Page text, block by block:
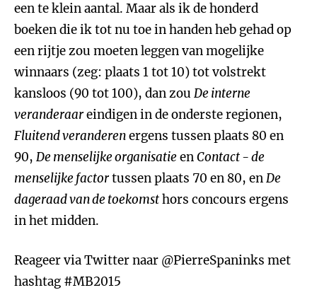
een te klein aantal. Maar als ik de honderd
boeken die ik tot nu toe in handen heb gehad op
een rijtje zou moeten leggen van mogelijke
winnaars (zeg: plaats 1 tot 10) tot volstrekt
kansloos (90 tot 100), dan zou De interne
veranderaareindigen in de onderste regionen,
Fluitend veranderenergens tussen plaats 80 en
90, De menselijke organisatie enContact - de
menselijke factortussen plaats 70 en 80, enDe
dageraad van de toekomsthors concours ergens
in het midden.
Reageer via Twitter naar @PierreSpaninks met
hashtag #MB2015